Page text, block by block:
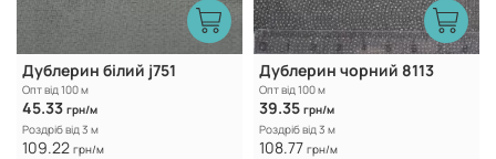
Дублерин білий j751
Опт від 100 м
45.33 грн/м
Роздріб від 3 м
109.22 грн/м
Дублерин чорний 8113
Опт від 100 м
39.35 грн/м
Роздріб від 3 м
108.77 грн/м